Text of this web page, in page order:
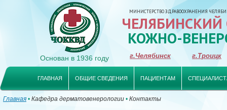
Основан в 1936 году
МИНИСТЕРСТВО ЗДРАВООХРАНЕНИЯ
КОЖНО-
г.Челябинск г.Троицк
ГЛАВНАЯ ОБЩИЕ СВЕДЕНИЯ ПАЦИЕНТАМ
Главная• Кафедра дерматовенерологии • Контакты